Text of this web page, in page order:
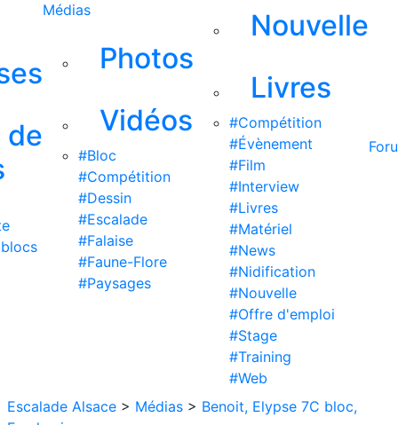
de
Médias
Photos
Vidéos
#Bloc
#Compétition
#Dessin
#Escalade
#Falaise
#Faune-Flore
#Paysages
Nouvelle
Livres
#Compétition
#Évènement
#Film
#Interview
#Livres
#Matériel
#News
#Nidification
#Nouvelle
#Offre d'emploi
#Stage
#Training
#Web
Escalade Alsace > Médias > Benoit, Elypse 7C bloc,